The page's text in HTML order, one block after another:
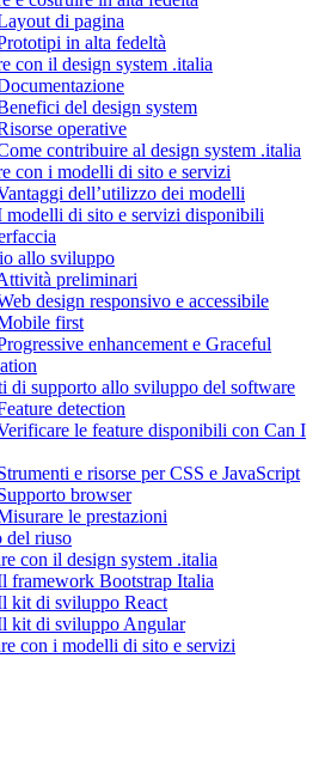
di pagina
in alta fedeltà
con il design system .italia
del design system
operative
contribuire al design system .italia
con i modelli di sito e servizi
dell’utilizzo dei modelli
modelli di sito e servizi disponibili
allo sviluppo
preliminari
design responsivo e accessibile
first
enhancement e Graceful
di supporto allo sviluppo del software
detection
le feature disponibili con Can I
e risorse per CSS e JavaScript
browser
le prestazioni
del riuso
con il design system .italia
framework Bootstrap Italia
kit di sviluppo React
kit di sviluppo Angular
con i modelli di sito e servizi